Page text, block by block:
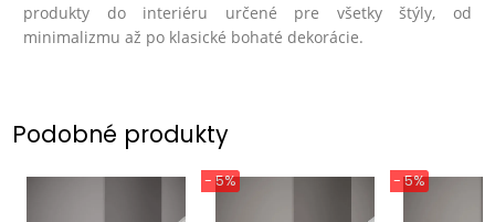
produkty do interiéru určené pre všetky štýly, od
minimalizmu až po klasické bohaté dekorácie.
Podobné produkty
- 5% - 5%